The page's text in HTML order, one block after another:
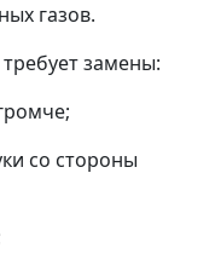
газов.
замены:
со стороны